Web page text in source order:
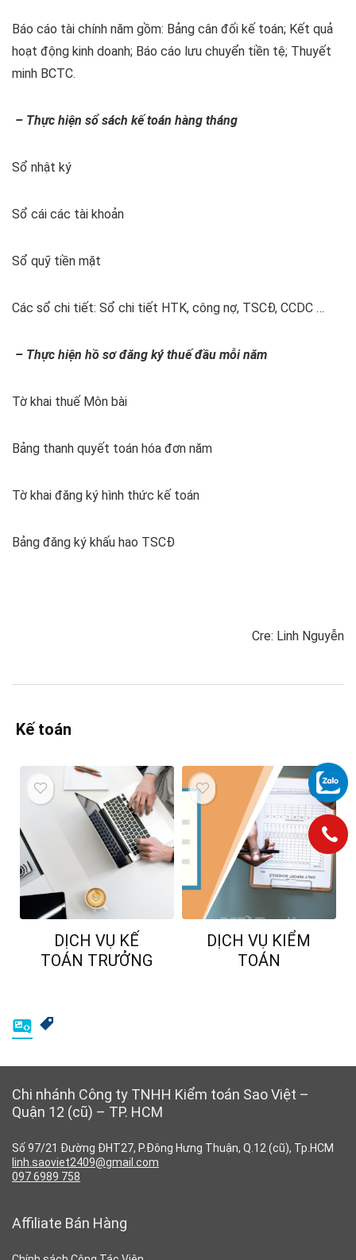
Báo cáo tài chính năm gồm: Bảng cân đối kế toán; Kết quả
hoạt động kinh doanh; Báo cáo lưu chuyển tiền tệ; Thuyết
minh BCTC.
– Thực hiện sổ sách kế toán hàng tháng
Sổ nhật ký
Sổ cái các tài khoản
Sổ quỹ tiền mặt
Các sổ chi tiết: Sổ chi tiết HTK, công nợ, TSCĐ, CCDC …
– Thực hiện hồ sơ đăng ký thuế đầu mỗi năm
Tờ khai thuế Môn bài
Bảng thanh quyết toán hóa đơn năm
Tờ khai đăng ký hình thức kế toán
Bảng đăng ký khấu hao TSCĐ
Cre: Linh Nguyễn
Kế toán
DỊCH VỤ KẾ
TOÁN TRƯỞNG
DỊCH VỤ KIỂM
TOÁN
Chi nhánh Công ty TNHH Kiểm toán Sao Việt –
Quận 12 (cũ) – TP. HCM
Số 97/21 Đường ĐHT27, P.Đông Hưng Thuận, Q.12 (cũ), Tp.HCM
linh.saoviet2409@gmail.com
097 6989 758
Affiliate Bán Hàng